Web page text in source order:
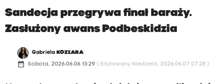
Sandecja przegrywa finał baraży.
Zasłużony awans Podbeskidzia
Gabriela KOZIARA
date_range Sobota, 2026.06.06 13:29 ( Edytowany Niedziela, 2026.06.07 07:28 )